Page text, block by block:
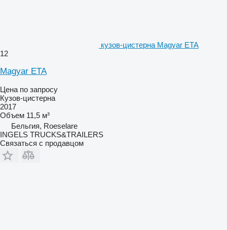
кузов-цистерна Magyar ETA
12
Magyar ETA
Цена по запросу
Кузов-цистерна
2017
Объем 11,5 м³
Бельгия, Roeselare
INGELS TRUCKS&TRAILERS
Связаться с продавцом